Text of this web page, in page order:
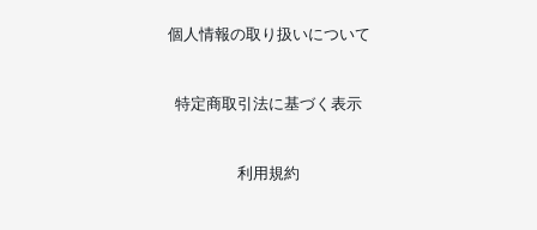
個人情報の取り扱いについて
特定商取引法に基づく表示
利用規約